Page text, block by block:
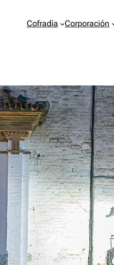
Cofradía Corporación